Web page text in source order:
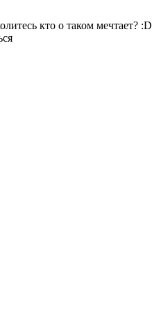
кто о таком мечтает? :D